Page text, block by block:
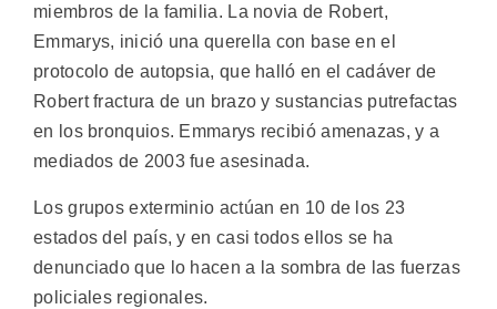
miembros de la familia. La novia de Robert,
Emmarys, inició una querella con base en el
protocolo de autopsia, que halló en el cadáver de
Robert fractura de un brazo y sustancias putrefactas
en los bronquios. Emmarys recibió amenazas, y a
mediados de 2003 fue asesinada.
Los grupos exterminio actúan en 10 de los 23
estados del país, y en casi todos ellos se ha
denunciado que lo hacen a la sombra de las fuerzas
policiales regionales.